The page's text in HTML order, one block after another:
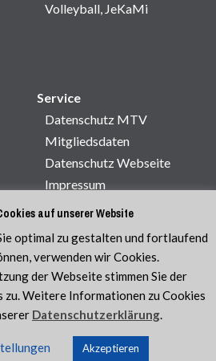
Volleyball, JeKaMi
Service
Datenschutz MTV
Mitgliedsdaten
Datenschutz Webseite
Impressum
Kontakt
schönsten!
auf unserer Website
optimal zu gestalten und fortlaufend
verwenden wir Cookies.
der Webseite stimmen Sie der
zu. Weitere Informationen zu Cookies
Datenschutzerklärung.
Akzeptieren